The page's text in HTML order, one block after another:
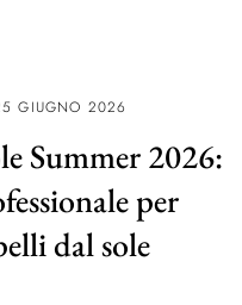
GIUGNO 2026
Summer 2026:
per
dal sole